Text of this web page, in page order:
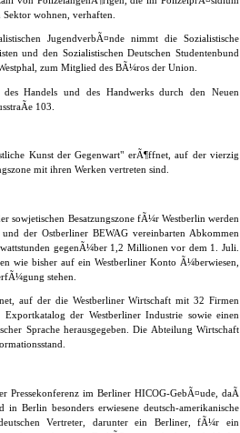
Sektor wohnen, verhaften.
JugendverbÃ¤nde nimmt die Sozialistische
und den Sozialistischen Deutschen Studentenbund
zum Mitglied des BÃ¼ros der Union.
Handels und des Handwerks durch den Neuen
103.
Kunst der Gegenwart" erÃ¶ffnet, auf der vierzig
mit ihren Werken vertreten sind.
sowjetischen Besatzungszone fÃ¼r Westberlin werden
der Ostberliner BEWAG vereinbarten Abkommen
gegenÃ¼ber 1,2 Millionen vor dem 1. Juli.
wie bisher auf ein Westberliner Konto Ã¼berwiesen,
stehen.
auf der die Westberliner Wirtschaft mit 32 Firmen
der Westberliner Industrie sowie einen
Sprache herausgegeben. Die Abteilung Wirtschaft
im Berliner HICOG-GebÃ¤ude, daÃ
Berlin besonders erwiesene deutsch-amerikanische
Vertreter, darunter ein Berliner, fÃ¼r ein